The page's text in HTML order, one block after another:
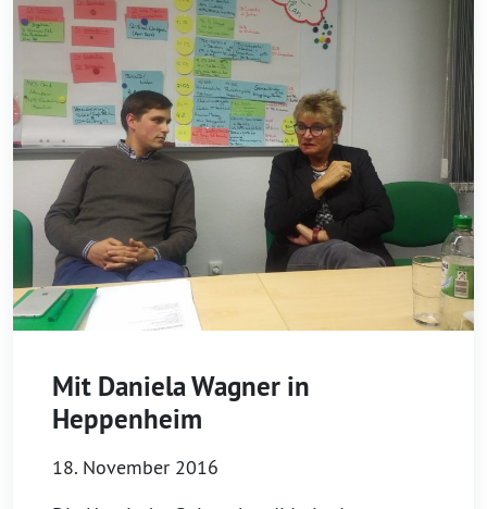
Mit Daniela Wagner in
Heppenheim
18. November 2016